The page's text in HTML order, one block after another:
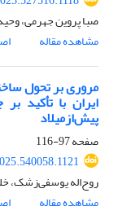
صبا پروین جهرمی،
مشاهده مقاله
مروری بر تحول
ایران با تأکید
پیش‌ازمیلاد
صفحه97-116
روح‌اله یوسفی‌زشک،
مشاهده مقاله